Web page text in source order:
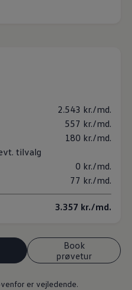
2.543 kr./md.
557 kr./md.
tilvalg
180 kr./md.
0 kr./md.
77 kr./md.
3.357 kr./md.
Book
prøvetur
er vejledende.